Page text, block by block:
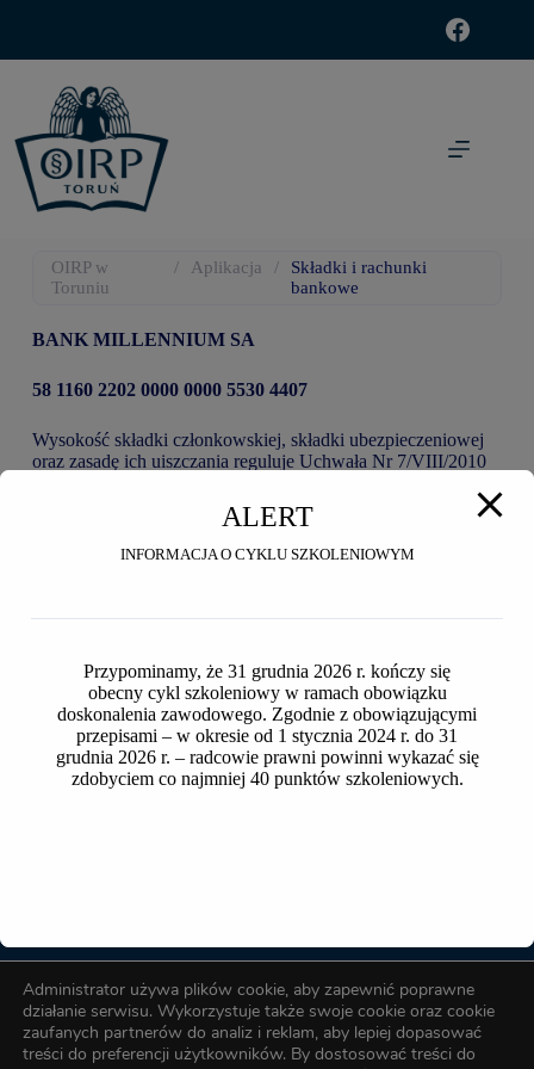
OIRP w
Toruniu
/ Aplikacja /
Składki i rachunki
bankowe
BANK MILLENNIUM SA
58 1160 2202 0000 0000 5530 4407
Wysokość składki członkowskiej, składki ubezpieczeniowej
oraz zasadę ich uiszczania reguluje Uchwała Nr 7/VIII/2010
oraz Uchwała Nr 116/XI/2022 KRRP – z dnia 28
października 2022 r. – wprowadzająca zmiany wysokości
Składka członkowska aplikantów radcowskich wynosi
Składki opłaca się:
od momentu wpisu na listę aplikantów radcowskich
do momentu wpisu na listę radców prawnych lub
skleślenia z listy aplikantów
Biuro OIRP
Administrator używa plików cookie, aby zapewnić poprawne
działanie serwisu. Wykorzystuje także swoje cookie oraz cookie
zaufanych partnerów do analiz i reklam, aby lepiej dopasować
treści do preferencji użytkowników. By dostosować treści do
ALERT
INFORMACJA O CYKLU SZKOLENIOWYM
Przypominamy, że 31 grudnia 2026 r. kończy się
obecny cykl szkoleniowy w ramach obowiązku
doskonalenia zawodowego. Zgodnie z obowiązującymi
przepisami – w okresie od 1 stycznia 2024 r. do 31
grudnia 2026 r. – radcowie prawni powinni wykazać się
zdobyciem co najmniej 40 punktów szkoleniowych.